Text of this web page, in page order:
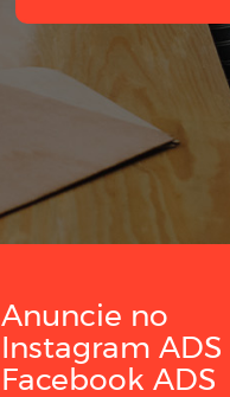
Anuncie no
Instagram ADS
Facebook ADS